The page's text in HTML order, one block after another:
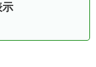
示